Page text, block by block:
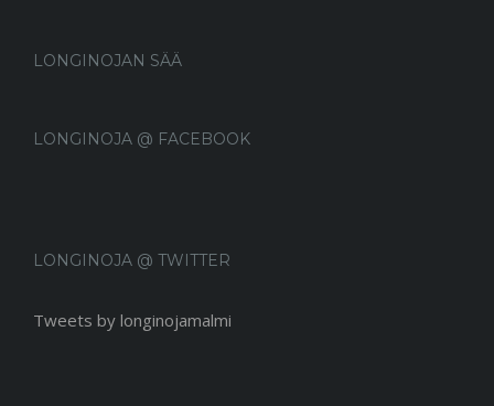
LONGINOJAN SÄÄ
LONGINOJA @ FACEBOOK
LONGINOJA @ TWITTER
Tweets by longinojamalmi